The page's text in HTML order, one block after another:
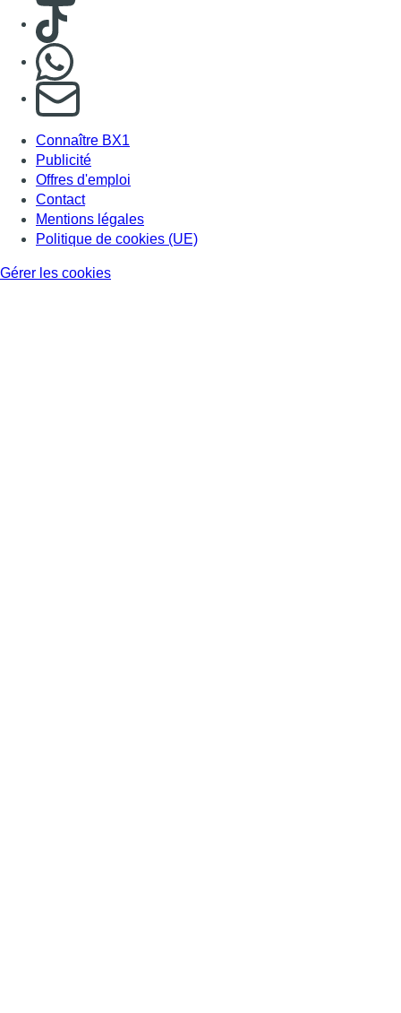
Consulter TikTok
S'abonner à notre newsletter
Connaître BX1
Publicité
Offres d'emploi
Contact
Mentions légales
Politique de cookies (UE)
Gérer les cookies